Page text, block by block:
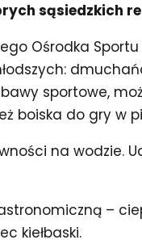
sąsiedzkich
Ośrodka
sportowe,
boiska do gry w
na wodzie.
–
kiełbaski.